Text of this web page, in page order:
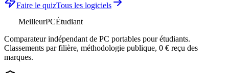
Faire le quizTous les logiciels
MeilleurPCÉtudiant
Comparateur indépendant de PC portables pour étudiants.
Classements par filière, méthodologie publique, 0 € reçu des
marques.